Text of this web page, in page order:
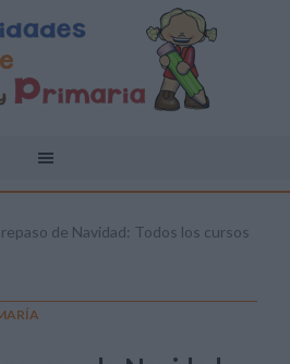
de Navidad: Todos los cursos